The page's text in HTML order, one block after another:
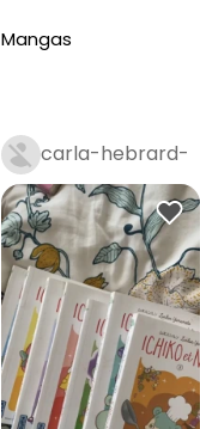
Mangas
carla-hebrard-
royer